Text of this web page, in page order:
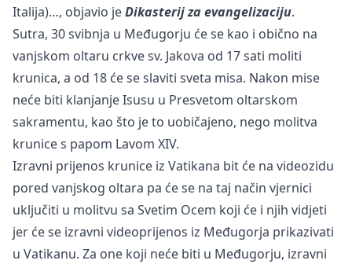
Italija)…, objavio jeDikasterij za evangelizaciju.
Sutra, 30 svibnja u Međugorju će se kao i obično na
vanjskom oltaru crkve sv. Jakova od 17 sati moliti
krunica, a od 18 će se slaviti sveta misa. Nakon mise
neće biti klanjanje Isusu u Presvetom oltarskom
sakramentu, kao što je to uobičajeno, nego molitva
krunice s papom Lavom XIV.
Izravni prijenos krunice iz Vatikana bit će na videozidu
pored vanjskog oltara pa će se na taj način vjernici
uključiti u molitvu sa Svetim Ocem koji će i njih vidjeti
jer će se izravni videoprijenos iz Međugorja prikazivati
u Vatikanu. Za one koji neće biti u Međugorju, izravni